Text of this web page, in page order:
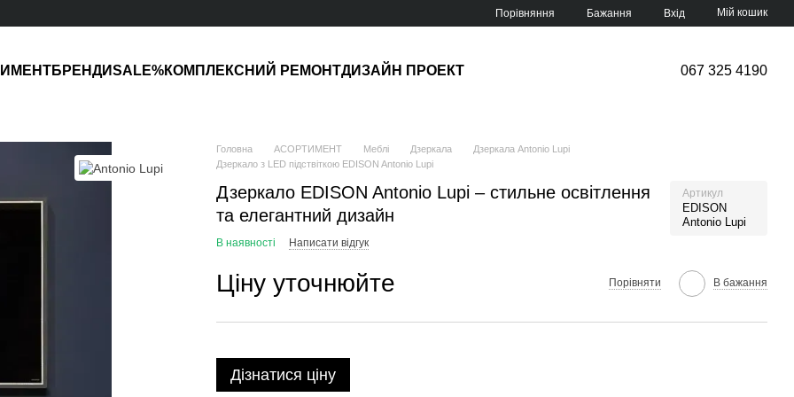
Порівняння Бажання Вхід Мій кошик
БРЕНДИSALE%КОМПЛЕКСНИЙ РЕМОНТДИЗАЙН ПРОЕКТ 067 325 4190
Головна АСОРТИМЕНТ Меблі Дзеркала
Дзеркала Antonio Lupi
Дзеркало з LED підствіткою EDISON Antonio Lupi
Дзеркало EDISON Antonio Lupi – стильне освітлення
та елегантний дизайн
Артикул
EDISON
Antonio Lupi
В наявності Написати відгук
Ціну уточнюйте Порівняти В бажання
Дізнатися ціну